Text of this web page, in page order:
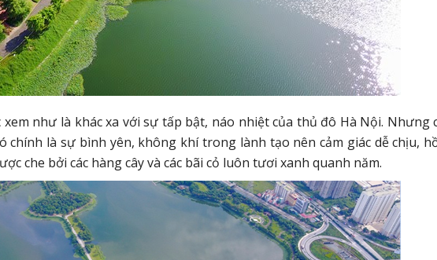
xem như là khác xa với sự tấp bật, náo nhiệt của thủ đô Hà Nội. Nhưng
chính là sự bình yên, không khí trong lành tạo nên cảm giác dễ chịu,
che bởi các hàng cây và các bãi cỏ luôn tươi xanh quanh năm.